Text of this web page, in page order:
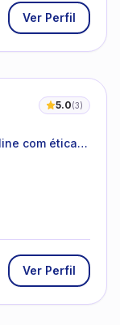
Ver Perfil
5.0(3)
com ética,
Ver Perfil